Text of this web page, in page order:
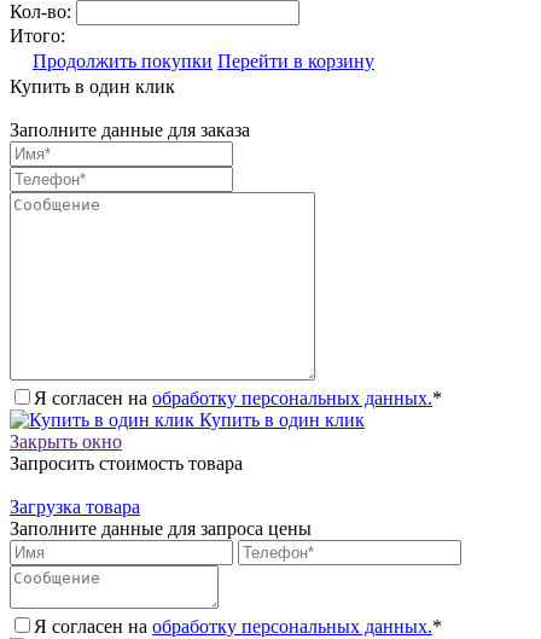
Кол-во:
Итого:
Продолжить покупки Перейти в корзину
Купить в один клик
Заполните данные для заказа
Я согласен на обработку персональных данных.*
Купить в один клик
Закрыть окно
Запросить стоимость товара
Загрузка товара
Заполните данные для запроса цены
Я согласен на обработку персональных данных.*